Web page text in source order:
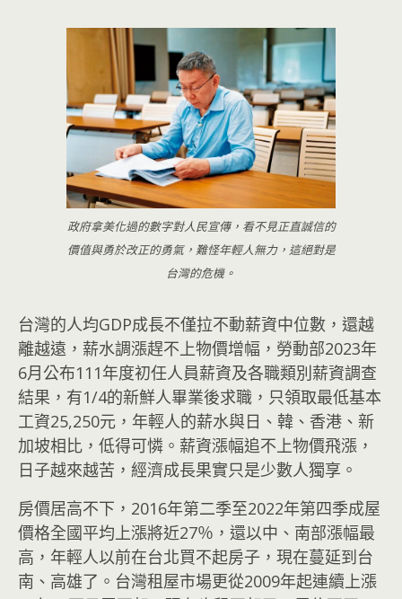
政府拿美化過的數字對人民宣傳，看不見正直誠信的
價值與勇於改正的勇氣，難怪年輕人無力，這絕對是
台灣的危機。
台灣的人均GDP成長不僅拉不動薪資中位數，還越
離越遠，薪水調漲趕不上物價增幅，勞動部2023年
6月公布111年度初任人員薪資及各職類別薪資調查
結果，有1/4的新鮮人畢業後求職，只領取最低基本
工資25,250元，年輕人的薪水與日、韓、香港、新
加坡相比，低得可憐。薪資漲幅追不上物價飛漲，
日子越來越苦，經濟成長果實只是少數人獨享。
房價居高不下，2016年第二季至2022年第四季成屋
價格全國平均上漲將近27％，還以中、南部漲幅最
高，年輕人以前在台北買不起房子，現在蔓延到台
南、高雄了。台灣租屋市場更從2009年起連續上漲